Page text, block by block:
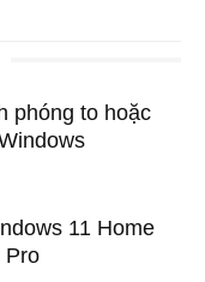
phóng to hoặc
11 Home
Pro